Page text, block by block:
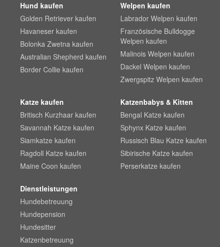
Hund kaufen
Golden Retriever kaufen
Havaneser kaufen
Bolonka Zwetna kaufen
Australian Shepherd kaufen
Border Collie kaufen
Welpen kaufen
Labrador Welpen kaufen
Französische Bulldogge
Welpen kaufen
Malinois Welpen kaufen
Dackel Welpen kaufen
Zwergspitz Welpen kaufen
Katze kaufen
Britisch Kurzhaar kaufen
Savannah Katze kaufen
Siamkatze kaufen
Ragdoll Katze kaufen
Maine Coon kaufen
Katzenbabys & Kitten
Bengal Katze kaufen
Sphynx Katze kaufen
Russisch Blau Katze kaufen
Sibirische Katze kaufen
Perserkatze kaufen
Dienstleistungen
Hundebetreuung
Hundepension
Hundesitter
Katzenbetreuung